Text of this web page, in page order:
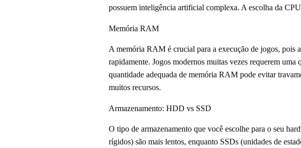
possuem inteligência artificial complexa. A escolha da
Memória RAM
A memória RAM é crucial para a execução de jogos, pois
rapidamente. Jogos modernos muitas vezes requerem
quantidade adequada de memória RAM pode evitar
muitos recursos.
Armazenamento: HDD vs SSD
O tipo de armazenamento que você escolhe para o seu
rígidos) são mais lentos, enquanto SSDs (unidades de